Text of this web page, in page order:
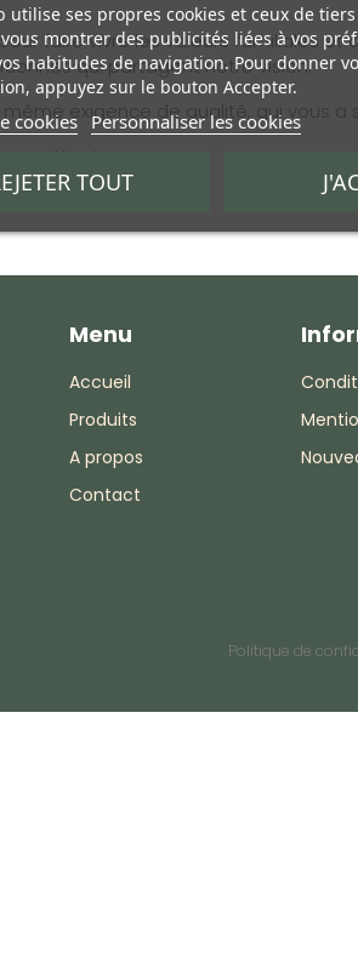
faire vivre les valeurs familiales
qui partagent notre vision.
exigence de qualité, qui vous a
attentes.
Menu
Accueil
Produits
A propos
Contact
Politique de
utilise ses propres cookies et ceux de
montrer des publicités liées à vos
habitudes de navigation. Pour donner
appuyez sur le bouton Accepter.
cookies Personnaliser les cookies
TOUT